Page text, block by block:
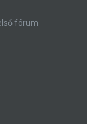
fórum